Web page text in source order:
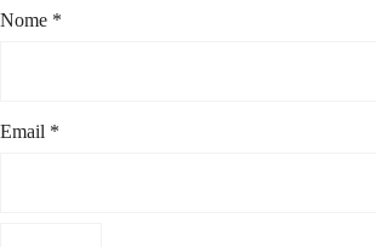
Nome *
Email *